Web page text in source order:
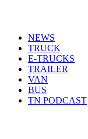
NEWS
TRUCK
E-TRUCKS
TRAILER
VAN
BUS
TN PODCAST